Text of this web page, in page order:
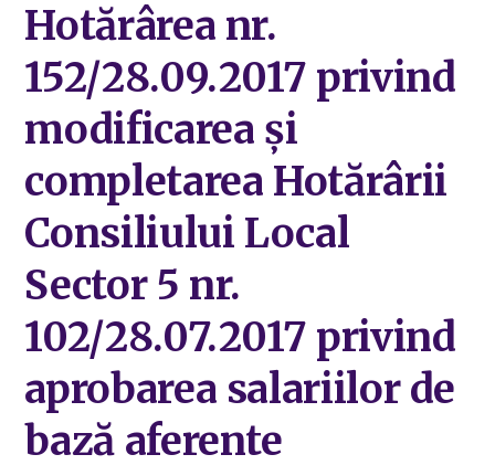
Hotărârea nr.
152/28.09.2017 privind
modificarea și
completarea Hotărârii
Consiliului Local
Sector 5 nr.
102/28.07.2017 privind
aprobarea salariilor de
bază aferente